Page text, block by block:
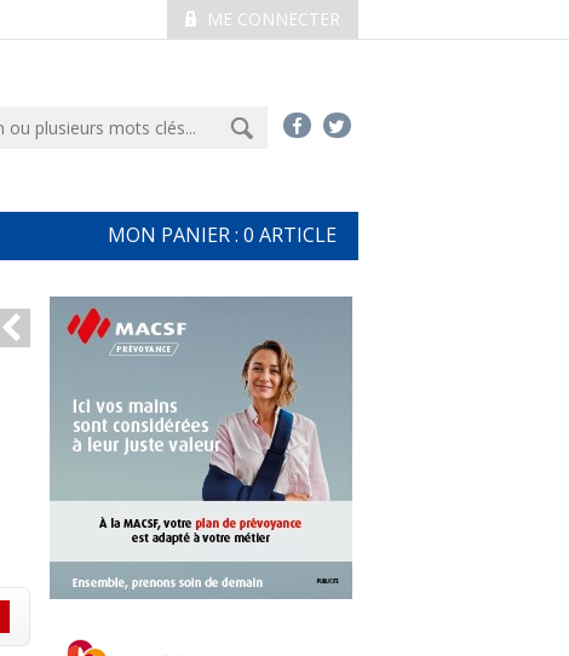
ME CONNECTER
MON PANIER : 0 ARTICLE